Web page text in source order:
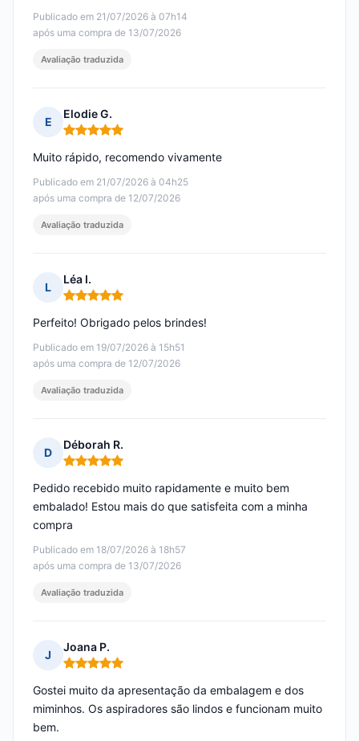
Publicado em 21/07/2026 à 07h14
após uma compra de 13/07/2026
Avaliação traduzida
E
Elodie G.
Nota: 5 em 5
Publicado em 21/07/2026 à 04h25
após uma compra de 12/07/2026
Muito rápido, recomendo vivamente
Avaliação traduzida
L
Léa I.
Nota: 5 em 5
Publicado em 19/07/2026 à 15h51
após uma compra de 12/07/2026
Perfeito! Obrigado pelos brindes!
Avaliação traduzida
D
Déborah R.
Nota: 5 em 5
Publicado em 18/07/2026 à 18h57
após uma compra de 13/07/2026
Pedido recebido muito rapidamente e muito bem
embalado! Estou mais do que satisfeita com a minha
compra
Avaliação traduzida
J
Joana P.
Nota: 5 em 5
Gostei muito da apresentação da embalagem e dos
miminhos. Os aspiradores são lindos e funcionam muito
bem.